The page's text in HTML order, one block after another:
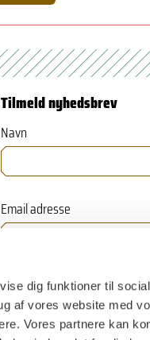
dig funktioner til
af vores website med
Vores partnere kan
Tilmeld nyhedsbrev
Navn
Email adresse